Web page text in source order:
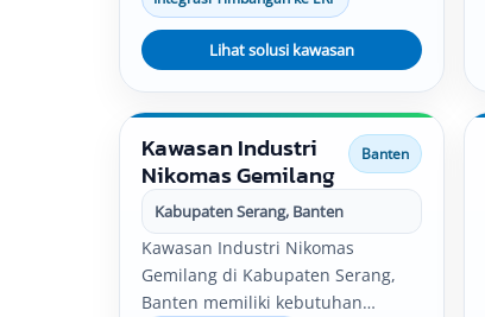
integrasi data timbang dapat
disesuaikan dengan kebutuhan
operasional perusahaan.
Lihat solusi kawasan
Kawasan Industri
Nikomas Gemilang
Banten
Kabupaten Serang, Banten
Kawasan Industri Nikomas
Gemilang di Kabupaten Serang,
Banten memiliki kebutuhan